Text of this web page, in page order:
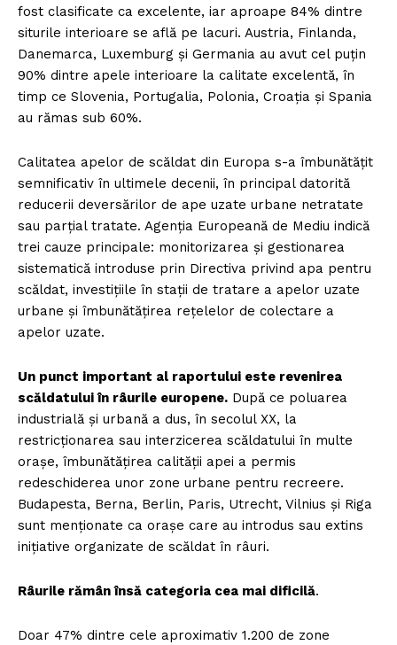
fost clasificate ca excelente, iar aproape 84% dintre
siturile interioare se află pe lacuri. Austria, Finlanda,
Danemarca, Luxemburg și Germania au avut cel puțin
90% dintre apele interioare la calitate excelentă, în
timp ce Slovenia, Portugalia, Polonia, Croația și Spania
au rămas sub 60%.
Calitatea apelor de scăldat din Europa s-a îmbunătățit
semnificativ în ultimele decenii, în principal datorită
reducerii deversărilor de ape uzate urbane netratate
sau parțial tratate. Agenția Europeană de Mediu indică
trei cauze principale: monitorizarea și gestionarea
sistematică introduse prin Directiva privind apa pentru
scăldat, investițiile în stații de tratare a apelor uzate
urbane și îmbunătățirea rețelelor de colectare a
apelor uzate.
Un punct important al raportului este revenirea
scăldatului în râurile europene. După ce poluarea
industrială și urbană a dus, în secolul XX, la
restricționarea sau interzicerea scăldatului în multe
orașe, îmbunătățirea calității apei a permis
redeschiderea unor zone urbane pentru recreere.
Budapesta, Berna, Berlin, Paris, Utrecht, Vilnius și Riga
sunt menționate ca orașe care au introdus sau extins
inițiative organizate de scăldat în râuri.
Râurile rămân însă categoria cea mai dificilă.
Doar 47% dintre cele aproximativ 1.200 de zone